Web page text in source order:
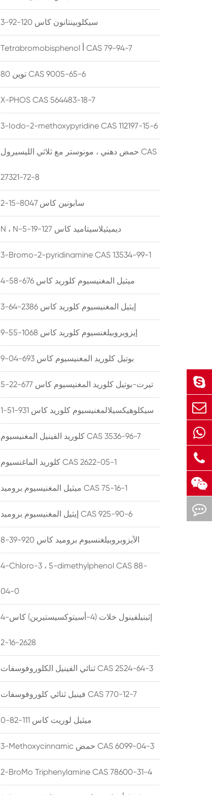
سيكلوبينتانون كاس 120-92-3
Tetrabromobisphenol أ CAS 79-94-7
توين 80 CAS 9005-65-6
X-PHOS CAS 564483-18-7
3-Iodo-2-methoxypyridine CAS 112197-15-6
حمض دهني ، مونوستر مع ثلاثي الليسيرول CAS
27321-72-8
سابونين كاس 8047-15-2
N ، N-ديميثيلاسيتاميد كاس 127-19-5
3-Bromo-2-pyridinamine CAS 13534-99-1
ميثيل المغنيسيوم كلوريد كاس 676-58-4
إيثيل المغنيسيوم كلوريد كاس 2386-64-3
إيزوبروبيلغنسيوم كلوريد كاس 1068-55-9
بوتيل كلوريد المغنيسيوم كاس 693-04-9
تيرت-بوتيل كلوريد المغنيسيوم كاس 677-22-5
سيكلوهيكسيلالمغنيسيوم كلوريد كاس 931-51-1
كلوريد الفينيل المغنيسيوم CAS 3536-96-7
كلوريد الماغنسيوم CAS 2622-05-1
ميثيل المغنيسيوم بروميد CAS 75-16-1
إيثيل المغنيسيوم بروميد CAS 925-90-6
الآيزوبروبيلغنسيوم بروميد كاس 920-39-8
4-Chloro-3 ، 5-dimethylphenol CAS 88-
04-0
4-إثينيلفينول خلات (4-أسيتوكسيستيرين) كاس
2628-16-2
ثنائي الفينيل الكلوروفوسفات CAS 2524-64-3
فينيل ثنائي كلوروفوسفات CAS 770-12-7
ميثيل لوريت كاس 111-82-0
3-Methoxycinnamic حمض CAS 6099-04-3
2-BroMo Triphenylamine CAS 78600-31-4